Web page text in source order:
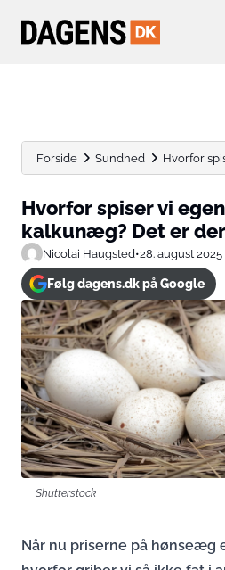
Forside Sundhed Hvorfor
Hvorfor spiser vi
kalkunæg? Det er
Nicolai Haugsted•28. august 2025
Følg dagens.dk på Google
Shutterstock
Når nu priserne på hønseæg